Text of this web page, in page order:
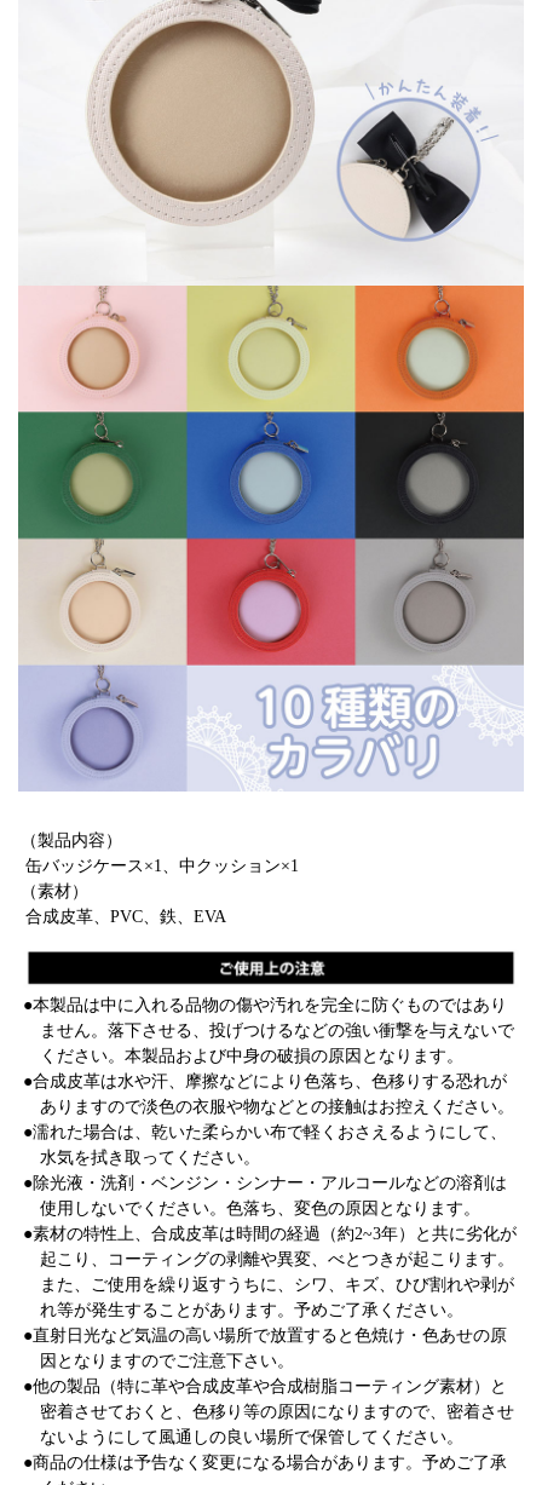
（製品内容）
缶バッジケース×1、中クッション×1
（素材）
合成皮革、PVC、鉄、EVA
●本製品は中に入れる品物の傷や汚れを完全に防ぐものではあり
ません。落下させる、投げつけるなどの強い衝撃を与えないで
ください。本製品および中身の破損の原因となります。
●合成皮革は水や汗、摩擦などにより色落ち、色移りする恐れが
ありますので淡色の衣服や物などとの接触はお控えください。
●濡れた場合は、乾いた柔らかい布で軽くおさえるようにして、
水気を拭き取ってください。
●除光液・洗剤・ベンジン・シンナー・アルコールなどの溶剤は
使用しないでください。色落ち、変色の原因となります。
●素材の特性上、合成皮革は時間の経過（約2~3年）と共に劣化が
起こり、コーティングの剥離や異変、べとつきが起こります。
また、ご使用を繰り返すうちに、シワ、キズ、ひび割れや剥が
れ等が発生することがあります。予めご了承ください。
●直射日光など気温の高い場所で放置すると色焼け・色あせの原
因となりますのでご注意下さい。
●他の製品（特に革や合成皮革や合成樹脂コーティング素材）と
密着させておくと、色移り等の原因になりますので、密着させ
ないようにして風通しの良い場所で保管してください。
●商品の仕様は予告なく変更になる場合があります。予めご了承